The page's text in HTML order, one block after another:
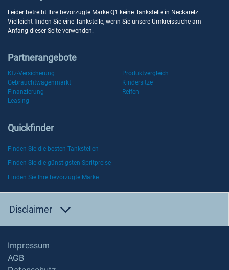
Leider betreibt Ihre bevorzugte Marke Q1 keine Tankstelle in Neckarelz.
Vielleicht finden Sie eine Tankstelle, wenn Sie unsere Umkreissuche am
Anfang dieser Seite verwenden.
Partnerangebote
Kfz-Versicherung
Produktvergleich
Gebrauchtwagenmarkt
Kindersitze
Finanzierung
Reifen
Leasing
Quickfinder
Finden Sie die besten Tankstellen
Finden Sie die günstigsten Spritpreise
Finden Sie Ihre bevorzugte Marke
Disclaimer
Impressum
AGB